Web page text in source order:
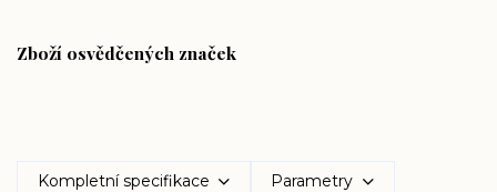
Zboží osvědčených značek
Kompletní specifikace Parametry